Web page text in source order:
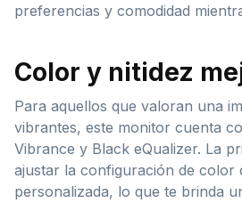
preferencias y comodidad
Color y nitidez
Para aquellos que valoran una
vibrantes, este monitor cuenta
Vibrance y Black eQualizer. La
ajustar la configuración de color
personalizada, lo que te brinda